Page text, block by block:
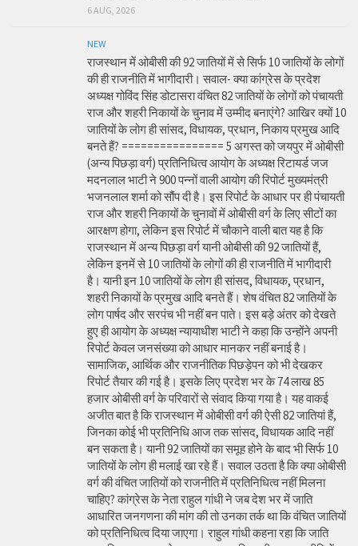
6 AUG, 2026
NEW
राजस्थान में ओबीसी की 92 जातियों में से सिर्फ 10 जातियों के लोगों
की ही राजनीति में भागीदारी। सवाल- क्या कांग्रेस के प्रदेश
अध्यक्ष गोविंद सिंह डोटासरा वंचित 82 जातियों के लोगों को पंचायती
राज और शहरी निकायों के चुनाव में उम्मीद बनाएंगे? आखिर क्यों 10
जातियों के लोग ही सांसद, विधायक, प्रधान, निकाय प्रमुख आदि
बनते हैं? ================ 5 अगस्त को जयपुर में ओबीसी
(अन्य पिछड़ा वर्ग) प्रतिनिधित्व आयोग के अध्यक्ष रिटायर्ड जज
मदनलाल भाटी ने 900 पन्नों वाली आयोग की रिपोर्ट मुख्यमंत्री
भजनलाल शर्मा को सौंप दी है। इस रिपोर्ट के आधार पर ही पंचायती
राज और शहरी निकायों के चुनावों में ओबीसी वर्ग के लिए सीटों का
आरक्षण होगा, लेकिन इस रिपोर्ट में चौकाने वाली बात यह है कि
राजस्थान में अन्य पिछड़ा वर्ग यानी ओबीसी की 92 जातियों हैं,
लेकिन इनमें से 10 जातियों के लोगों की ही राजनीति में भागीदारी
है। यानी इन 10 जातियों के लोग ही सांसद, विधायक, प्रधान,
शहरी निकायों के प्रमुख आदि बनते हैं। शेष वंचित 82 जातियों के
लोग पार्षद और सरपंच भी नहीं बन पाते। इस बड़े अंतर को देखते
हुए ही आयोग के अध्यक्ष न्यायाधीश भाटी ने कहा कि उन्होंने अपनी
रिपोर्ट केवल जनसंख्या को आधार मानकर नहीं बनाई है।
सामाजिक, आर्थिक और राजनीतिक पिछड़ेपन को भी देखकर
रिपोर्ट तैयार की गई है। इसके लिए प्रदेश भर के 74 लाख 85
हजार ओबीसी वर्ग के परिवारों से संवाद किया गया है। यह वाकई
अजीत बात है कि राजस्थान में ओबीसी वर्ग की ऐसी 82 जातियां हैं,
जिनका कोई भी प्रतिनिधि आज तक सांसद, विधायक आदि नहीं
बन सकता है। यानी 92 जातियों का समूह होने के बाद भी सिर्फ 10
जातियों के लोग ही मलाई खा रहे हैं। सवाल उठता है कि क्या ओबीसी
वर्ग की वंचित जातियों को राजनीति में प्रतिनिधित्व नहीं मिलना
चाहिए? कांग्रेस के नेता राहुल गांधी ने जब देश भर में जाति
आधारित जनगणना की मांग की तो उनका तर्क था कि वंचित जातियों
को प्रतिनिधित्व दिया जाएगा। राहुल गांधी कहना रहा कि जाति